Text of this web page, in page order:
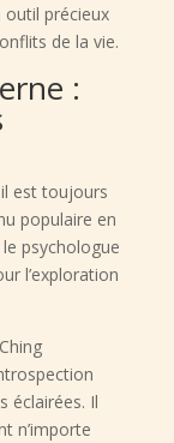
outil précieux
de la vie.
:
est toujours
populaire en
psychologue
l’exploration
éclairées. Il
n’importe